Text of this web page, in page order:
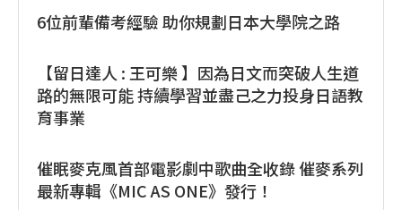
6位前輩備考經驗 助你規劃日本大學院之路
【留日達人 : 王可樂 】因為日文而突破人生道
路的無限可能 持續學習並盡己之力投身日語教
育事業
催眠麥克風首部電影劇中歌曲全收錄 催麥系列
最新專輯《MIC AS ONE》發行！